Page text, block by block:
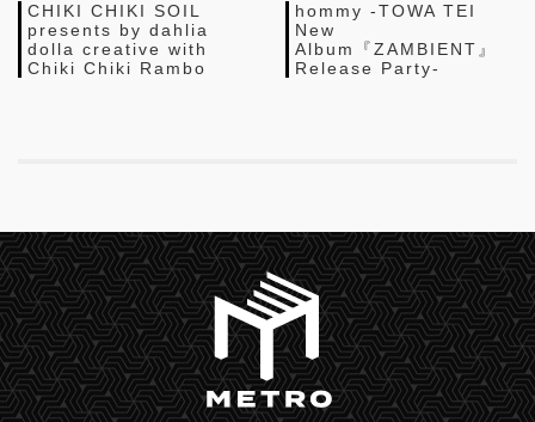
CHIKI CHIKI SOIL
presents by dahlia
dolla creative with
Chiki Chiki Rambo
hommy -TOWA TEI
New
Album『ZAMBIENT』
Release Party-